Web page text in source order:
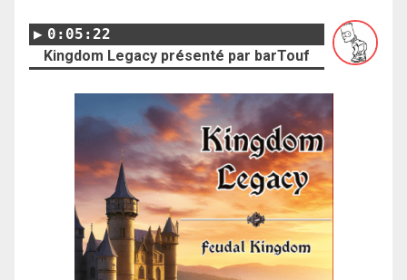
0:05:22
Kingdom Legacy présenté par barTouf